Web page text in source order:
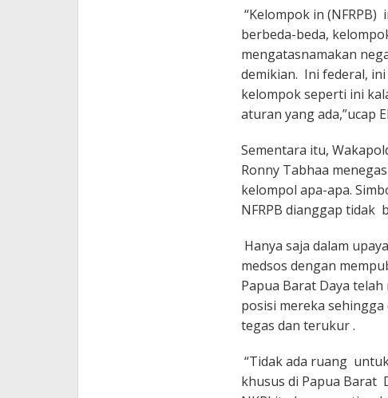
“Kelompok in
berbeda-beda,
mengatasnamakan
demikian. Ini federal,
kelompok seperti ini
aturan yang ada,”ucap
Sementara itu,
Ronny Tabhaa
kelompol apa-apa.
NFRPB dianggap tidak
Hanya saja dalam
medsos dengan
Papua Barat Daya
posisi mereka
tegas dan terukur .
“Tidak ada ruang
khusus di Papua Barat